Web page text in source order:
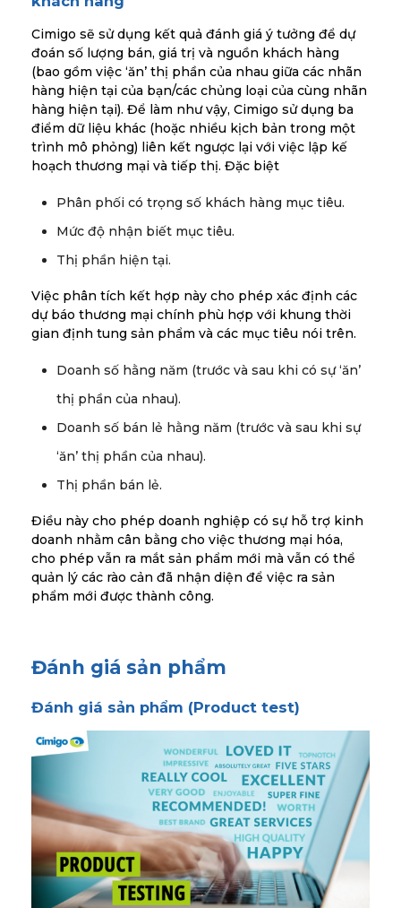
Cimigo sẽ sử dụng kết quả đánh giá ý tưởng để dự
đoán số lượng bán, giá trị và nguồn khách hàng
(bao gồm việc ‘ăn’ thị phần của nhau giữa các nhãn
hàng hiện tại của bạn/các chủng loại của cùng nhãn
hàng hiện tại). Để làm như vậy, Cimigo sử dụng ba
điểm dữ liệu khác (hoặc nhiều kịch bản trong một
trình mô phỏng) liên kết ngược lại với việc lập kế
hoạch thương mại và tiếp thị. Đặc biệt
Phân phối có trọng số khách hàng mục tiêu.
Mức độ nhận biết mục tiêu.
Thị phần hiện tại.
Việc phân tích kết hợp này cho phép xác định các
dự báo thương mại chính phù hợp với khung thời
gian định tung sản phẩm và các mục tiêu nói trên.
Doanh số hằng năm (trước và sau khi có sự ‘ăn’
thị phần của nhau).
Doanh số bán lẻ hằng năm (trước và sau khi sự
‘ăn’ thị phần của nhau).
Thị phần bán lẻ.
Điều này cho phép doanh nghiệp có sự hỗ trợ kinh
doanh nhằm cân bằng cho việc thương mại hóa,
cho phép vẫn ra mắt sản phẩm mới mà vẫn có thể
quản lý các rào cản đã nhận diện để việc ra sản
phẩm mới được thành công.
Đánh giá sản phẩm
Đánh giá sản phẩm (Product test)